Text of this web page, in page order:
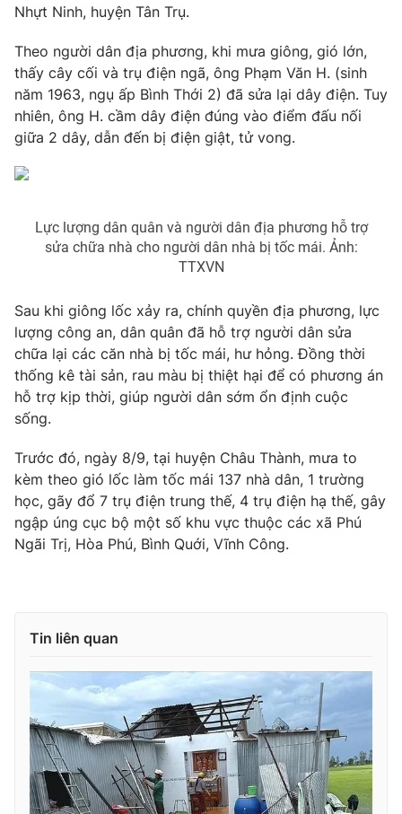
Phim VTV
Hậu trường
Nhân vật
Khán giả
Điện ảnh
Âm nhạc
Sao
Đời sống
Du lịch
Giáo dục
Tuyển sinh
Công nghệ
Hitech Công nghệ tương lai
Tư vấn
Giao lưu trực tuyến
Chuyên mục khác
Emagazine Podcast
Video Shorts video
VTV Money VTV Thể thao
Thị trường 24h
Vươn mình bằng AI
VTV9 VTV8
Liên hệ tòa soạn English
Nhựt Ninh, huyện Tân Trụ.
Theo người dân địa phương, khi mưa giông, gió lớn,
thấy cây cối và trụ điện ngã, ông Phạm Văn H. (sinh
năm 1963, ngụ ấp Bình Thới 2) đã sửa lại dây điện. Tuy
nhiên, ông H. cầm dây điện đúng vào điểm đấu nối
giữa 2 dây, dẫn đến bị điện giật, tử vong.
Lực lượng dân quân và người dân địa phương hỗ trợ
sửa chữa nhà cho người dân nhà bị tốc mái. Ảnh:
TTXVN
Sau khi giông lốc xảy ra, chính quyền địa phương, lực
lượng công an, dân quân đã hỗ trợ người dân sửa
chữa lại các căn nhà bị tốc mái, hư hỏng. Đồng thời
thống kê tài sản, rau màu bị thiệt hại để có phương án
hỗ trợ kịp thời, giúp người dân sớm ổn định cuộc
sống.
Trước đó, ngày 8/9, tại huyện Châu Thành, mưa to
kèm theo gió lốc làm tốc mái 137 nhà dân, 1 trường
học, gãy đổ 7 trụ điện trung thế, 4 trụ điện hạ thế, gây
ngập úng cục bộ một số khu vực thuộc các xã Phú
Ngãi Trị, Hòa Phú, Bình Quới, Vĩnh Công.
Tin liên quan